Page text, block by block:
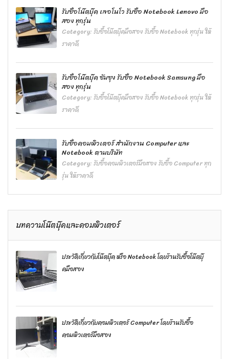
รับซื้อโน๊ตบุ๊ค เลอโนโว รับซื้อ Notebook Lenovo มือ
สอง ทุกรุ่น
Category:รับซื้อโน๊ตบุ๊คมือสอง รับซื้อ Notebook ทุกรุ่น ให้
ราคาดี
รับซื้อโน๊ตบุ๊ค ซัมซุง รับซื้อ Notebook Samsung มือ
สอง ทุกรุ่น
Category:รับซื้อโน๊ตบุ๊คมือสอง รับซื้อ Notebook ทุกรุ่น ให้
ราคาดี
รับซื้อคอมพิวเตอร์ สำนักงาน Computer และ
Notebook ตามบริษัท
Category:รับซื้อคอมพิวเตอร์มือสอง รับซื้อ Computer ทุก
รุ่น ให้ราคาดี
บทความโน๊ตบุ๊คและคอมพิวเตอร์
ประวัติเกี่ยวกับโน๊ตบุ๊ค หรือ Notebook โดยร้านรับซื้อโน๊ตบุ๊
คมือสอง
ประวัติเกี่ยวกับคอมพิวเตอร์ Computer โดยร้านรับซื้อ
คอมพิวเตอร์มือสอง